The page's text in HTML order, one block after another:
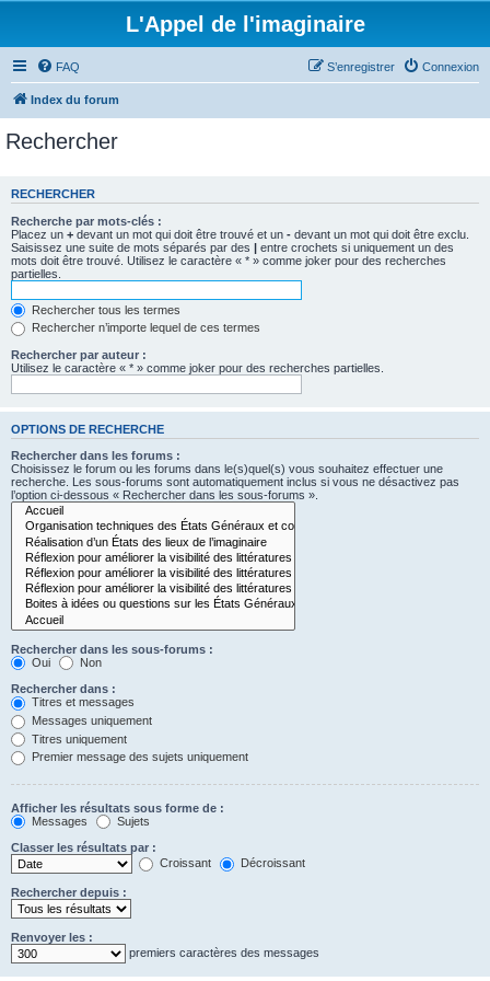
L'Appel de l'imaginaire
FAQ Connexion
S’enregistrer
Index du forum
Rechercher
RECHERCHER
Recherche par mots-clés :
Placez un + devant un mot qui doit être trouvé et un - devant un mot qui doit être exclu.
Saisissez une suite de mots séparés par des | entre crochets si uniquement un des
mots doit être trouvé. Utilisez le caractère « * » comme joker pour des recherches
partielles.
Rechercher tous les termes
Rechercher n’importe lequel de ces termes
Rechercher par auteur :
Utilisez le caractère « * » comme joker pour des recherches partielles.
OPTIONS DE RECHERCHE
Rechercher dans les forums :
Choisissez le forum ou les forums dans le(s)quel(s) vous souhaitez effectuer une
recherche. Les sous-forums sont automatiquement inclus si vous ne désactivez pas
l’option ci-dessous « Rechercher dans les sous-forums ».
Rechercher dans les sous-forums :
Oui
Non
Rechercher dans :
Titres et messages
Messages uniquement
Titres uniquement
Premier message des sujets uniquement
Afficher les résultats sous forme de :
Messages
Sujets
Classer les résultats par :
Croissant
Décroissant
Rechercher depuis :
Renvoyer les :
premiers caractères des messages